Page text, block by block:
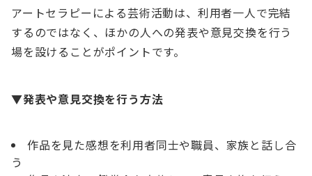
アートセラピーによる芸術活動は、利用者一人で完結
するのではなく、ほかの人への発表や意見交換を行う
場を設けることがポイントです。
▼発表や意見交換を行う方法
作品を見た感想を利用者同士や職員、家族と話し合
う